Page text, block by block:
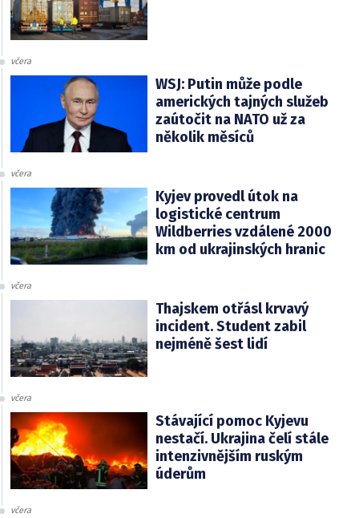
včera
WSJ: Putin může podle
amerických tajných služeb
zaútočit na NATO už za
několik měsíců
včera
Kyjev provedl útok na
logistické centrum
Wildberries vzdálené 2000
km od ukrajinských hranic
včera
Thajskem otřásl krvavý
incident. Student zabil
nejméně šest lidí
včera
Stávající pomoc Kyjevu
nestačí. Ukrajina čelí stále
intenzivnějším ruským
úderům
včera